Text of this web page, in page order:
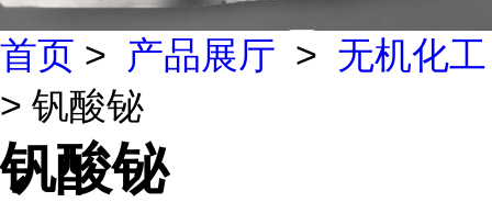
首页 > 产品展厅 > 无机化工
> 钒酸铋
钒酸铋